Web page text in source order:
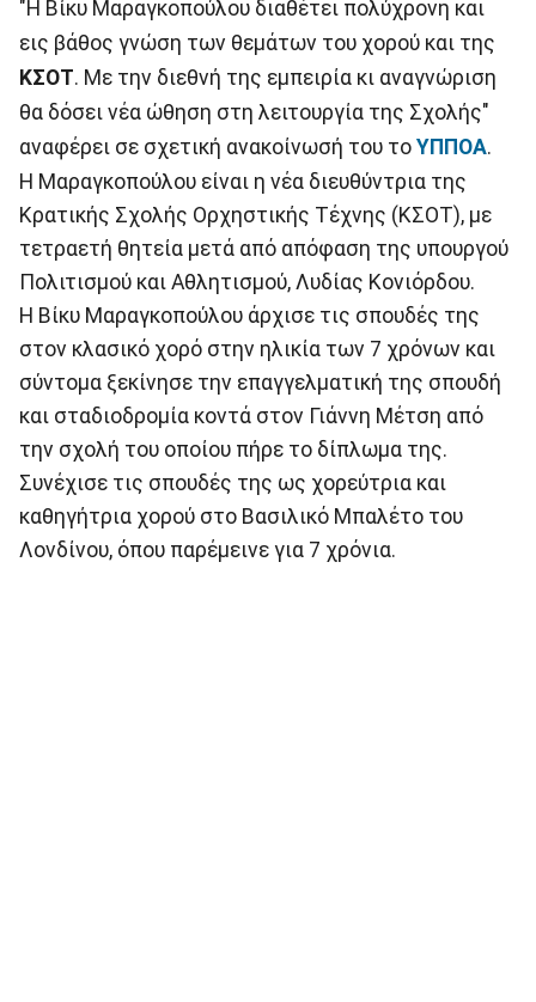
"Η Βίκυ Μαραγκοπούλου διαθέτει πολύχρονη και
εις βάθος γνώση των θεμάτων του χορού και της
ΚΣΟΤ. Με την διεθνή της εμπειρία κι αναγνώριση
θα δόσει νέα ώθηση στη λειτουργία της Σχολής"
αναφέρει σε σχετική ανακοίνωσή του το ΥΠΠΟΑ.
H Μαραγκοπούλου είναι η νέα διευθύντρια της
Κρατικής Σχολής Ορχηστικής Τέχνης (ΚΣΟΤ), με
τετραετή θητεία μετά από απόφαση της υπουργού
Πολιτισμού και Αθλητισμού, Λυδίας Κονιόρδου.
Η Βίκυ Μαραγκοπούλου άρχισε τις σπουδές της
στον κλασικό χορό στην ηλικία των 7 χρόνων και
σύντομα ξεκίνησε την επαγγελματική της σπουδή
και σταδιοδρομία κοντά στον Γιάννη Μέτση από
την σχολή του οποίου πήρε το δίπλωμα της.
Συνέχισε τις σπουδές της ως χορεύτρια και
καθηγήτρια χορού στο Βασιλικό Μπαλέτο του
Λονδίνου, όπου παρέμεινε για 7 χρόνια.